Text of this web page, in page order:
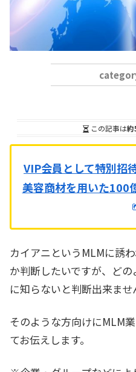
この記事は約
VIP会員として特別招
美容商材を用いた100
カイアニというMLMに誘
か判断したいですが、ど
に知らないと判断出来ませ
そのような方向けにMLM
てお伝えします。